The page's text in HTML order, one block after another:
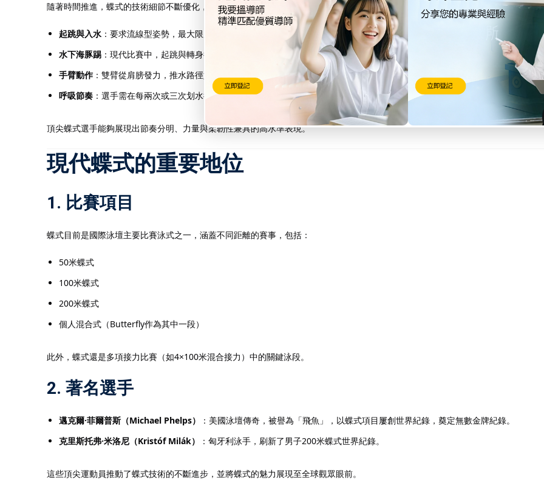
隨著時間推進，蝶式的技術細節不斷優化，選手們針對每一個動作環節進行精細打磨：
起跳與入水：要求流線型姿勢，最大限度減少阻力。
水下海豚踢 ：現代比賽中，起跳與轉身後的水下階段可以進行強而有力的海豚踢，極大提升速度。
手臂動作：雙臂從肩膀發力，推水路徑如雙「S」形，提高推進效率。
呼吸節奏 ：選手需在每兩次或三次划水後快速抬頭呼吸，避免失速。
頂尖蝶式選手能夠展現出節奏分明、力量與柔韌性兼具的高水準表現。
現代蝶式的重要地位
1. 比賽項目
蝶式目前是國際泳壇主要比賽泳式之一，涵蓋不同距離的賽事，包括：
50米蝶式
100米蝶式
200米蝶式
個人混合式（Butterfly作為其中一段）
此外，蝶式還是多項接力比賽（如4×100米混合接力）中的關鍵泳段。
2. 著名選手
邁克爾·菲爾普斯（Michael Phelps）
：美國泳壇傳奇，被譽為「飛魚」，以蝶式項目屢創世界紀錄，奠定無數金牌紀錄。
克里斯托弗·米洛尼（Kristóf Milák）
：匈牙利泳手，刷新了男子200米蝶式世界紀錄。
這些頂尖運動員推動了蝶式技術的不斷進步，並將蝶式的魅力展現至全球觀眾眼前。